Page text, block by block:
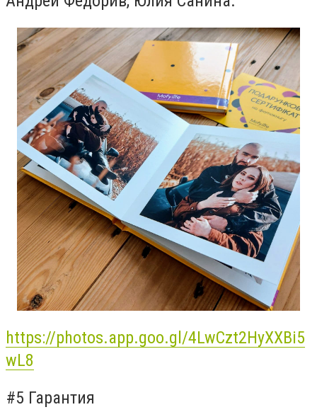
https://photos.app.goo.gl/4LwCzt2HyXXBi5
wL8
#5 Гарантия